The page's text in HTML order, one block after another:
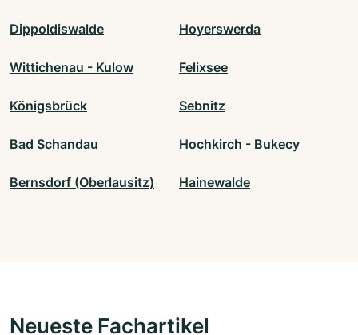
Dippoldiswalde Hoyerswerda
Wittichenau - Kulow Felixsee
Königsbrück Sebnitz
Bad Schandau Hochkirch - Bukecy
Bernsdorf (Oberlausitz) Hainewalde
Neueste Fachartikel